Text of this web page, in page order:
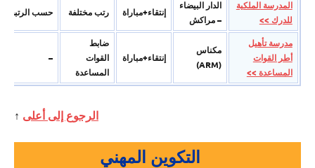
المدرسة الملكية
للدرك >>
الدار البيضاء
– مراكش
إنتقاء+مباراة رتب مختلفة حسب الرتبة
مدرسة تأهيل
أطر القوات
المساعدة >>
مكناس
(ARM)
إنتقاء+مباراة
ضابط
القوات
المساعدة
–
الرجوع إلى أعلى ↑
التكوين المهني